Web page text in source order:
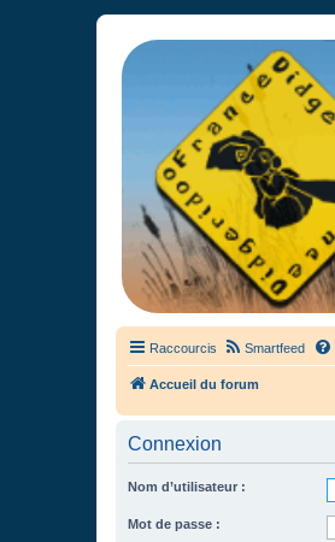
France Didgeridoo
Didgeridoo et Guimbarde sur
Raccourcis Smartfeed
Accueil du forum
Connexion
Nom d’utilisateur :
Mot de passe :